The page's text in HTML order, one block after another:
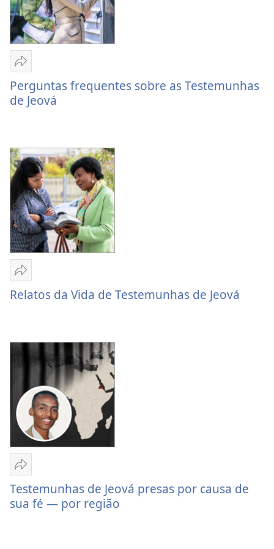
Compartilhar
Perguntas
frequentes
sobre
de
Jeová
Perguntas frequentes sobre as Testemunhas
de Jeová
Compartilhar
Relatos
Testemunhas
de
Relatos da Vida de Testemunhas de Jeová
Compartilhar
Testemunhas
de
Testemunhas de Jeová presas por causa de
sua fé — por região